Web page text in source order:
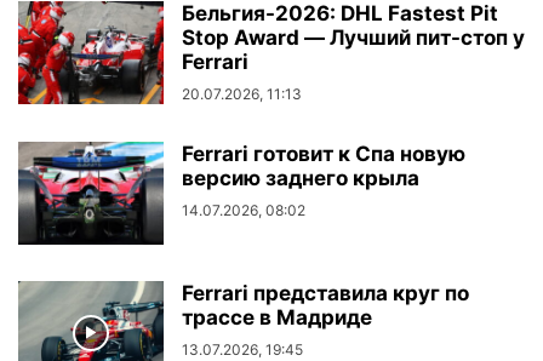
Бельгия-2026: DHL Fastest Pit
Stop Award — Лучший пит-стоп у
Ferrari
20.07.2026, 11:13
Ferrari готовит к Спа новую
версию заднего крыла
14.07.2026, 08:02
Ferrari представила круг по
трассе в Мадриде
13.07.2026, 19:45